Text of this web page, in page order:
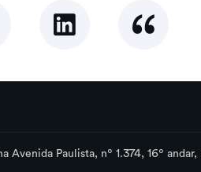
Paulista, nº 1.374, 16º andar,